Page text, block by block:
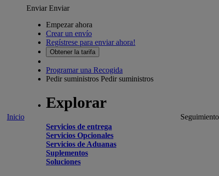
Inicio
EnviarEnviar
Empezar ahora
Crear un envío
Regístrese para enviar ahora!
Obtener la tarifa
Programar una Recogida
Pedir suministros Pedir suministros
Explorar
Servicios de entrega
Servicios Opcionales
Servicios de Aduanas
Suplementos
Soluciones
Seguimiento